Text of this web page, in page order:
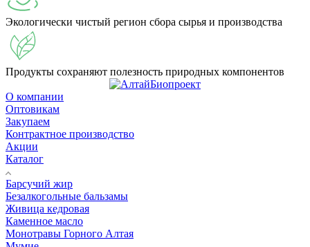
Экологически чистый регион сбора сырья и производства
Продукты сохраняют полезность природных компонентов
О компании
Оптовикам
Закупаем
Контрактное производство
Акции
Каталог
Барсучий жир
Безалкогольные бальзамы
Живица кедровая
Каменное масло
Монотравы Горного Алтая